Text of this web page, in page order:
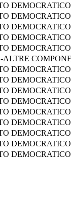
DEMOCRATICO
DEMOCRATICO
DEMOCRATICO
DEMOCRATICO
DEMOCRATICO
ALTRE
DEMOCRATICO
DEMOCRATICO
DEMOCRATICO
DEMOCRATICO
DEMOCRATICO
DEMOCRATICO
DEMOCRATICO
DEMOCRATICO
DEMOCRATICO